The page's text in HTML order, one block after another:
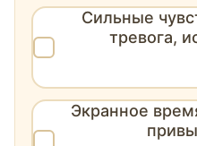
Сильные
тревога,
Экранное